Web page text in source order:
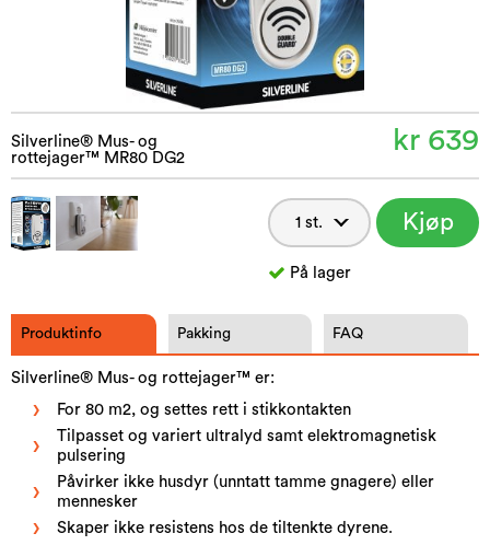
Silverline® Mus- og
rottejager™ MR80 DG2
kr 639
Kjøp
På lager
Produktinfo Pakking FAQ
Silverline® Mus- og rottejager™ er:
For 80 m2, og settes rett i stikkontakten
Tilpasset og variert ultralyd samt elektromagnetisk
pulsering
Påvirker ikke husdyr (unntatt tamme gnagere) eller
mennesker
Skaper ikke resistens hos de tiltenkte dyrene.